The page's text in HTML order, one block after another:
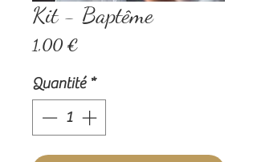
Kit - Baptême
1,00 €
Quantité *